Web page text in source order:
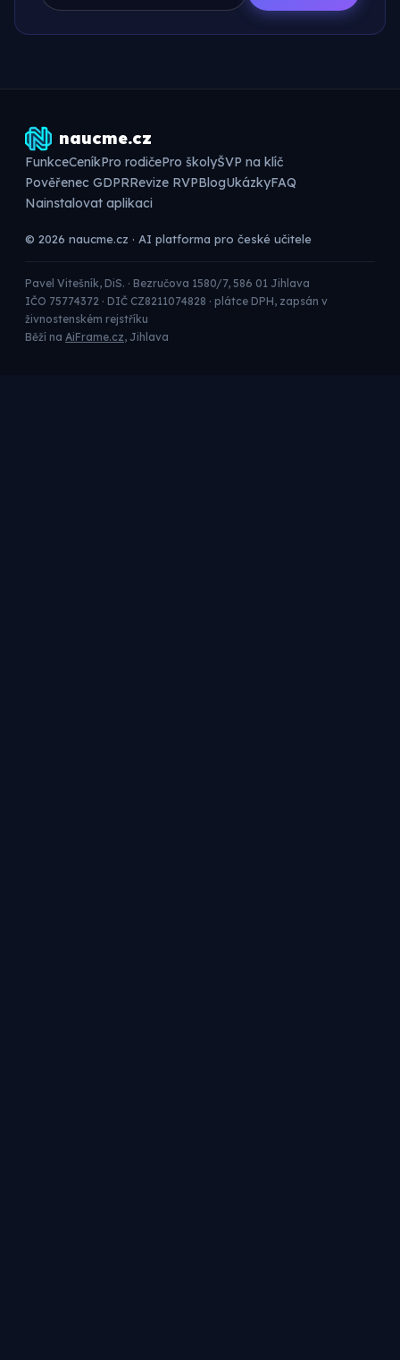
naucme.cz
FunkceCeníkPro rodičePro školyŠVP na klíč
Pověřenec GDPRRevize RVPBlogUkázkyFAQ
Nainstalovat aplikaci
© 2026 naucme.cz · AI platforma pro české učitele
Pavel Vitešník, DiS. · Bezručova 1580/7, 586 01 Jihlava
IČO 75774372 · DIČ CZ8211074828 · plátce DPH, zapsán v
živnostenském rejstříku
Běží na AiFrame.cz, Jihlava